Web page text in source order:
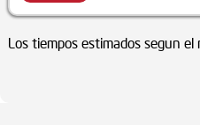
Los tiempos estimados segun el